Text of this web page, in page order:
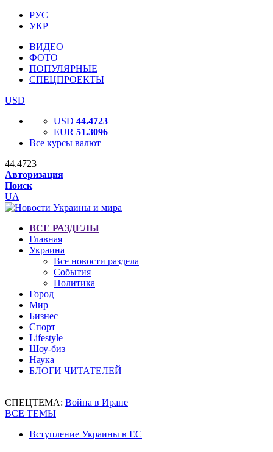
РУС
УКР
ВИДЕО
ФОТО
ПОПУЛЯРНЫЕ
СПЕЦПРОЕКТЫ
USD
USD 44.4723
EUR 51.3096
Все курсы валют
44.4723
Авторизация
Поиск
UA
ВСЕ РАЗДЕЛЫ
Главная
Украина
Все новости раздела
События
Политика
Город
Мир
Бизнес
Спорт
Lifestyle
Шоу-биз
Наука
БЛОГИ ЧИТАТЕЛЕЙ
СПЕЦТЕМА: Война в Иране
ВСЕ ТЕМЫ
Вступление Украины в ЕС